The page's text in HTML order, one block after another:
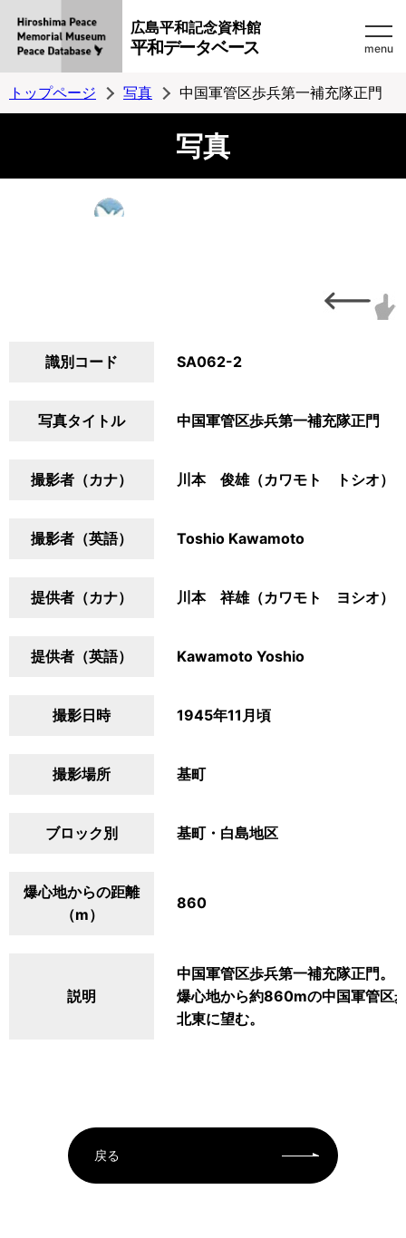
広島平和記念資料館
平和データベース menu
トップページ 写真 中国軍管区歩兵第一補充隊正門
写真
識別コード SA062-2
写真タイトル 中国軍管区歩兵第一補充隊正門
撮影者（カナ） 川本 俊雄（カワモト トシオ）
撮影者（英語） Toshio Kawamoto
提供者（カナ） 川本 祥雄（カワモト ヨシオ）
提供者（英語） Kawamoto Yoshio
撮影日時 1945年11月頃
撮影場所 基町
ブロック別 基町・白島地区
爆心地からの距離
（m）
860
説明
中国軍管区歩兵第一補充隊正門。
爆心地から約860mの中国軍管区
北東に望む。
戻る